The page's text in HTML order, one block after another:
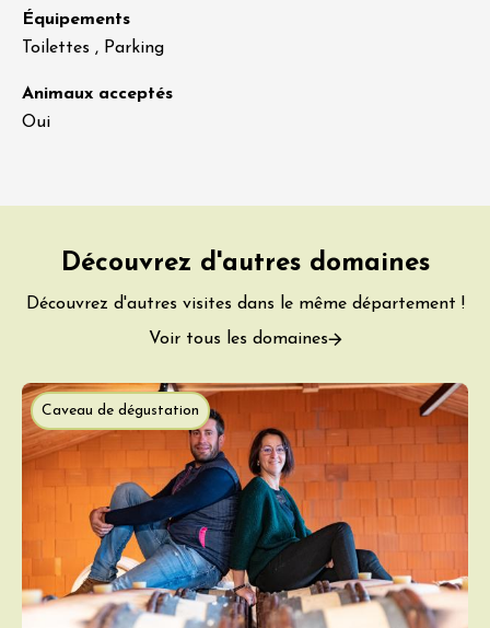
Équipements
Toilettes , Parking
Animaux acceptés
Oui
Découvrez d'autres domaines
Découvrez d'autres visites dans le même département !
Voir tous les domaines
Caveau de dégustation